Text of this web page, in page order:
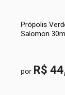
Própolis
Salomon
por R$